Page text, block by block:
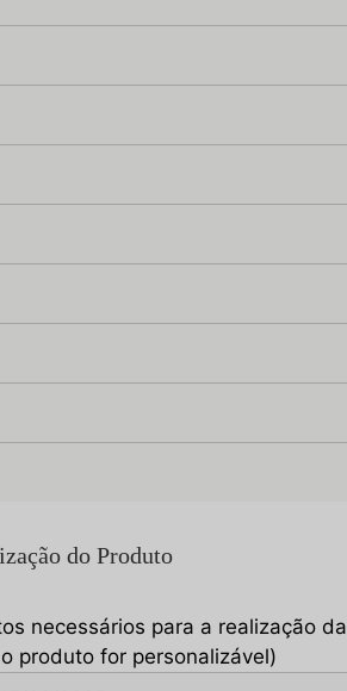
do Produto
necessários para a realização da
produto for personalizável)